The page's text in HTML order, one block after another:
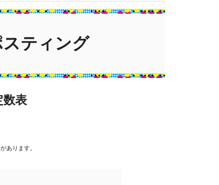
ティング
数表
あります。